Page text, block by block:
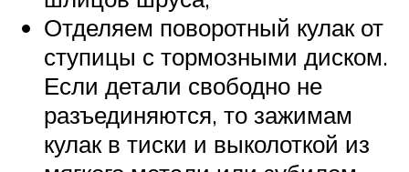
Отделяем поворотный кулак от
ступицы с тормозными диском.
Если детали свободно не
разъединяются, то зажимам
кулак в тиски и выколоткой из